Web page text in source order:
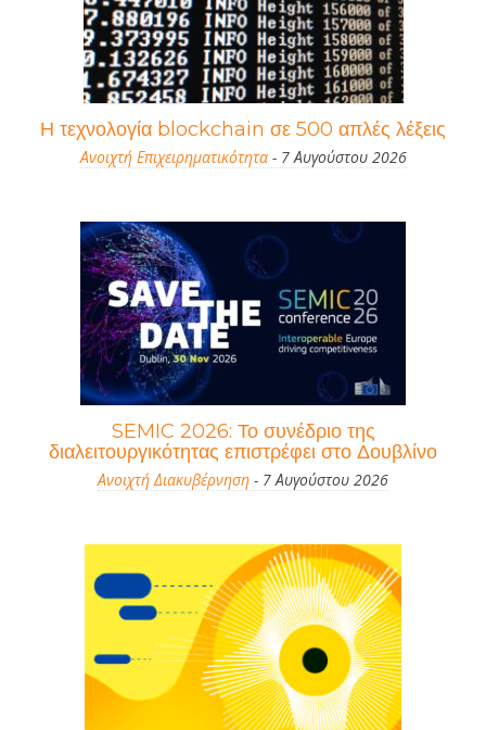
Η τεχνολογία blockchain σε 500 απλές λέξεις
Ανοιχτή Επιχειρηματικότητα- 7 Αυγούστου 2026
SEMIC 2026: Το συνέδριο της
διαλειτουργικότητας επιστρέφει στο Δουβλίνο
Ανοιχτή Διακυβέρνηση - 7 Αυγούστου 2026